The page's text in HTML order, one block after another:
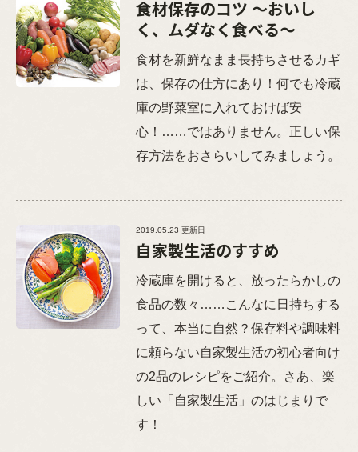
食材保存のコツ ～おいし
く、ムダなく食べる～
食材を新鮮なまま長持ちさせるカギ
は、保存の仕方にあり！何でも冷蔵
庫の野菜室に入れておけば安
心！……ではありません。正しい保
存方法をおさらいしてみましょう。
2019.05.23 更新日
自家製生活のすすめ
冷蔵庫を開けると、放ったらかしの
食品の数々……こんなに日持ちする
って、本当に自然？保存料や調味料
に頼らない自家製生活の初心者向け
の2品のレシピをご紹介。さあ、楽
しい「自家製生活」のはじまりで
す！